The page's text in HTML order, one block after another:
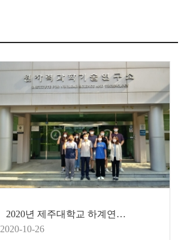
2020년 제주대학교 하계연수
2020-10-26